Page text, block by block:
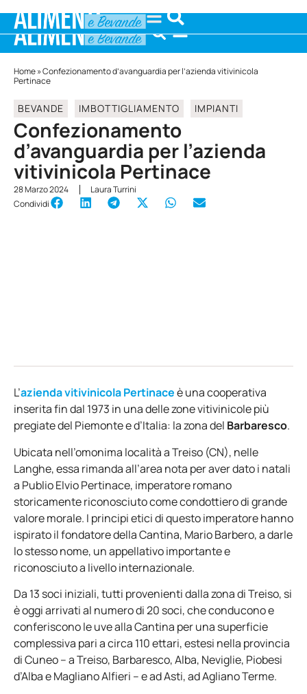
Home»Confezionamento d’avanguardia per l’azienda vitivinicola
Pertinace
BEVANDE IMBOTTIGLIAMENTO IMPIANTI
Confezionamento
d’avanguardia per l’azienda
vitivinicola Pertinace
28 Marzo 2024
Laura Turrini
Condividi
L’azienda vitivinicola Pertinaceè una cooperativa
inserita fin dal 1973 in una delle zone vitivinicole più
pregiate del Piemonte e d’Italia: la zona del Barbaresco.
Ubicata nell’omonima località a Treiso (CN), nelle
Langhe, essa rimanda all’area nota per aver dato i natali
a Publio Elvio Pertinace, imperatore romano
storicamente riconosciuto come condottiero di grande
valore morale. I principi etici di questo imperatore hanno
ispirato il fondatore della Cantina, Mario Barbero, a darle
lo stesso nome, un appellativo importante e
riconosciuto a livello internazionale.
Da 13 soci iniziali, tutti provenienti dalla zona di Treiso, si
è oggi arrivati al numero di 20 soci, che conducono e
conferiscono le uve alla Cantina per una superficie
complessiva pari a circa 110 ettari, estesi nella provincia
di Cuneo – a Treiso, Barbaresco, Alba, Neviglie, Piobesi
d’Alba e Magliano Alfieri – e ad Asti, ad Agliano Terme.